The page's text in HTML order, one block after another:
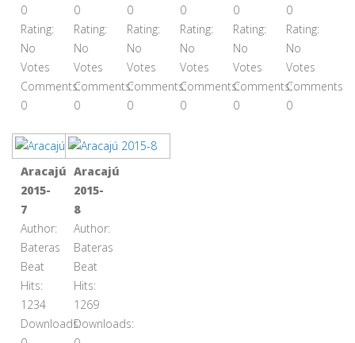
0
Rating:
No
Votes
Comments:
0
0
Rating:
No
Votes
Comments:
0
0
Rating:
No
Votes
Comments:
0
0
Rating:
No
Votes
Comments:
0
0
Rating:
No
Votes
Comments:
0
0
Rating:
No
Votes
Comments:
0
Aracajú
2015-
7
Author:
Bateras
Beat
Hits:
1234
Downloads:
Aracajú
2015-
8
Author:
Bateras
Beat
Hits:
1269
Downloads: